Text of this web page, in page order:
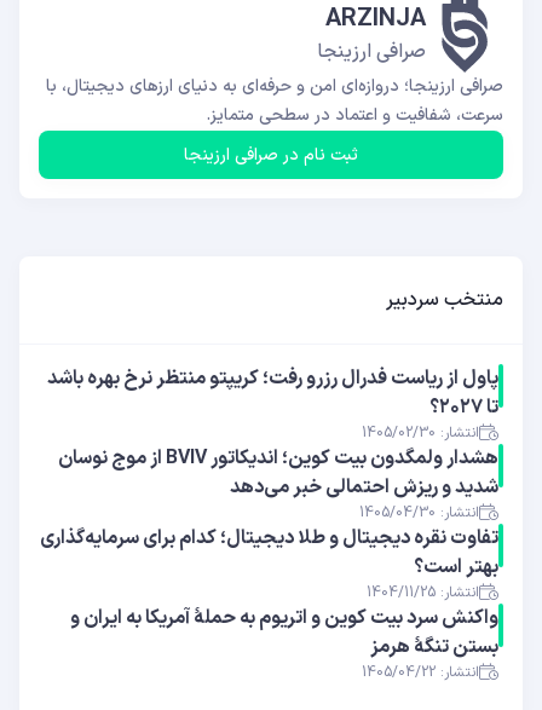
ARZINJA
صرافی ارزینجا
صرافی ارزینجا؛ دروازه‌ای امن و حرفه‌ای به دنیای ارزهای دیجیتال، با
سرعت، شفافیت و اعتماد در سطحی متمایز.
ثبت نام در صرافی ارزینجا
منتخب سردبیر
پاول از ریاست فدرال رزرو رفت؛ کریپتو منتظر نرخ بهره باشد
تا ۲۰۲۷؟
انتشار: 1405/02/30
هشدار ولمگدون بیت کوین؛ اندیکاتور BVIV از موج نوسان
شدید و ریزش احتمالی خبر می‌دهد
انتشار: 1405/04/30
تفاوت نقره دیجیتال و طلا دیجیتال؛ کدام برای سرمایه‌گذاری
بهتر است؟
انتشار: 1404/11/25
واکنش سرد بیت کوین و اتریوم به حملهٔ آمریکا به ایران و
بستن تنگهٔ هرمز
انتشار: 1405/04/22